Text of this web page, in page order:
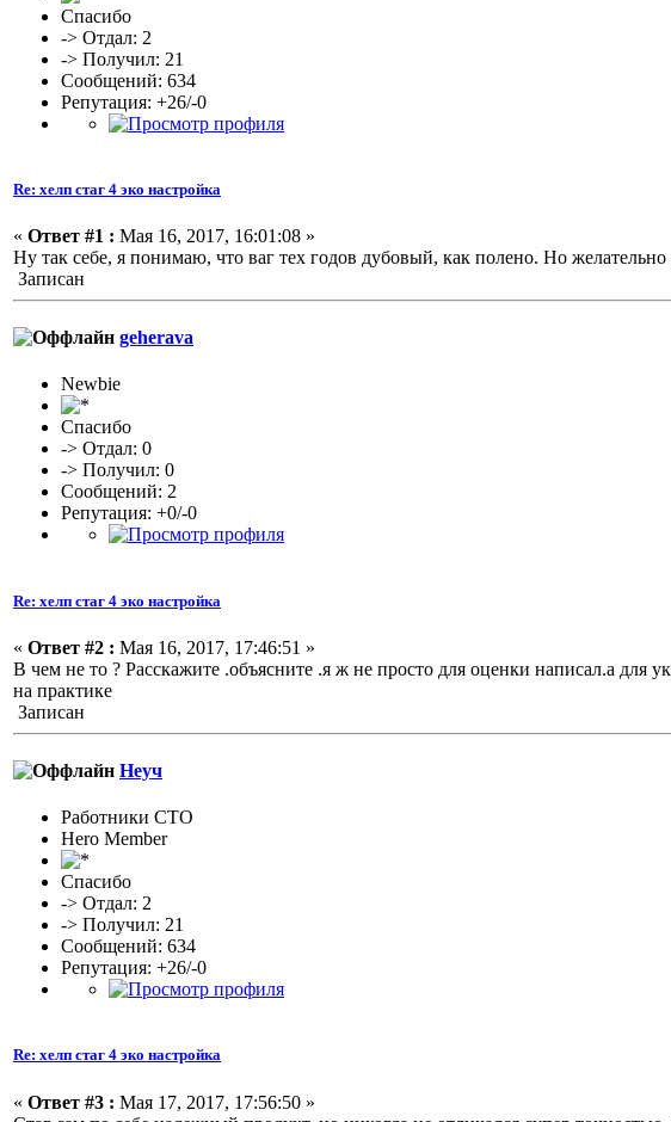
Спасибо
-> Отдал: 2
-> Получил: 21
Сообщений: 634
Репутация: +26/-0
Re: хелп стаг 4 эко настройка
« Ответ #1 : Мая 16, 2017, 16:01:08 »
Ну так себе, я понимаю, что ваг тех годов дубовый, как полено. Но
Записан
geherava
Newbie
Спасибо
-> Отдал: 0
-> Получил: 0
Сообщений: 2
Репутация: +0/-0
Re: хелп стаг 4 эко настройка
« Ответ #2 : Мая 16, 2017, 17:46:51 »
В чем не то ? Расскажите .объясните .я ж не просто для оценки написал.а
на практике
Записан
Неуч
Работники СТО
Hero Member
Спасибо
-> Отдал: 2
-> Получил: 21
Сообщений: 634
Репутация: +26/-0
Re: хелп стаг 4 эко настройка
« Ответ #3 : Мая 17, 2017, 17:56:50 »